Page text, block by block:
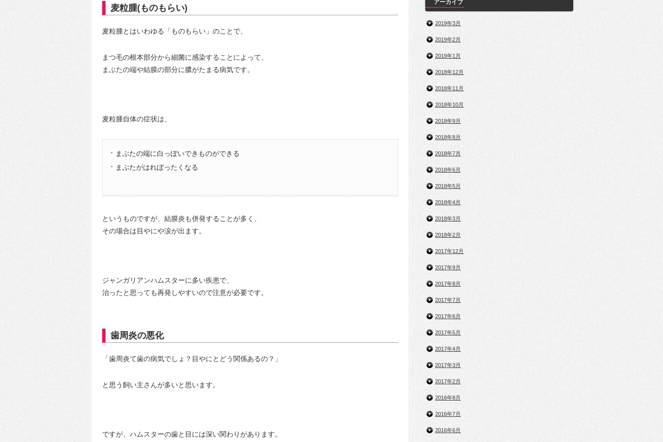
麦粒腫(ものもらい)
麦粒腫とはいわゆる「ものもらい」のことで、
まつ毛の根本部分から細菌に感染することによって、
まぶたの端や結膜の部分に膿がたまる病気です。
麦粒腫自体の症状は、
まぶたの端に白っぽいできものができる
まぶたがはれぼったくなる
というものですが、結膜炎も併発することが多く、
その場合は目やにや涙が出ます。
ジャンガリアンハムスターに多い疾患で、
治ったと思っても再発しやすいので注意が必要です。
歯周炎の悪化
「歯周炎て歯の病気でしょ？目やにとどう関係あるの？」
と思う飼い主さんが多いと思います。
ですが、ハムスターの歯と目には深い関わりがあります。
アーカイブ
2019年3月
2019年2月
2019年1月
2018年12月
2018年11月
2018年10月
2018年9月
2018年8月
2018年7月
2018年6月
2018年5月
2018年4月
2018年3月
2018年2月
2017年12月
2017年9月
2017年8月
2017年7月
2017年6月
2017年5月
2017年4月
2017年3月
2017年2月
2016年8月
2016年7月
2016年6月